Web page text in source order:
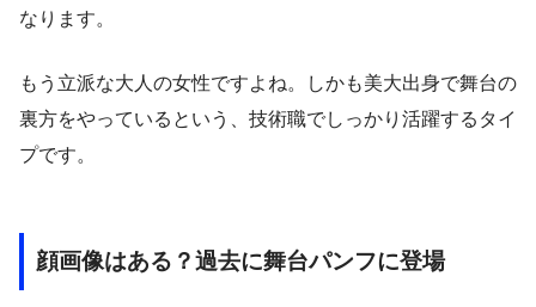
なります。
もう立派な大人の女性ですよね。しかも美大出身で舞台の
裏方をやっているという、技術職でしっかり活躍するタイ
プです。
顔画像はある？過去に舞台パンフに登場